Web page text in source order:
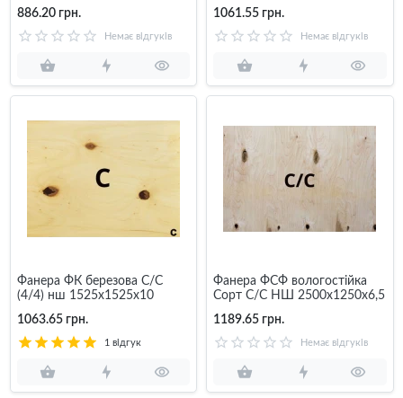
886.20 грн.
Немає відгуків
1061.55 грн.
Немає відгуків
Фанера ФК березова C/C
(4/4) нш 1525x1525x10
1063.65 грн.
1 відгук
Фанера ФСФ вологостійка
Сорт С/С НШ 2500х1250х6,5
1189.65 грн.
Немає відгуків